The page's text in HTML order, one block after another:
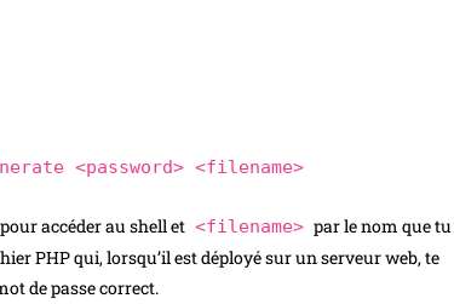
<password> <filename>
accéder au shell et <filename> par le nom que tu
PHP qui, lorsqu’il est déployé sur un serveur web, te
de passe correct.